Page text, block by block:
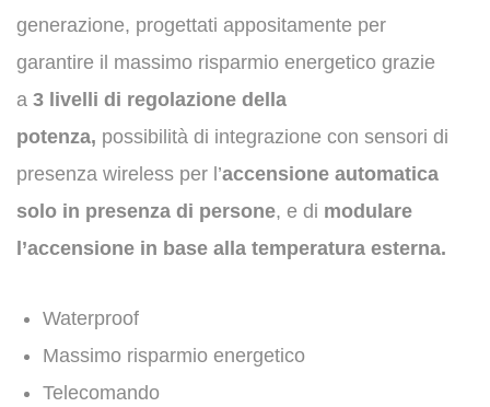
generazione, progettati appositamente per
garantire il massimo risparmio energetico grazie
a 3 livelli di regolazione della
potenza, possibilità di integrazione con sensori di
presenza wireless per l’accensione automatica
solo in presenza di persone, e di modulare
l’accensione in base alla temperatura esterna.
Waterproof
Massimo risparmio energetico
Telecomando